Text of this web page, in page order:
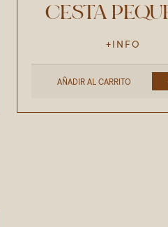
CESTA
+INFO
AÑADIR AL CARRITO